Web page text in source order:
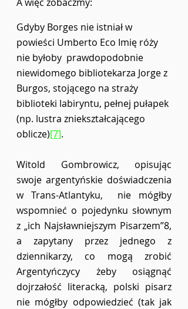
Gdyby Borges nie istniał w
powieści Umberto Eco Imię róży
nie byłoby  prawdopodobnie
niewidomego bibliotekarza Jorge z
Burgos, stojącego na straży
biblioteki labiryntu, pełnej pułapek
(np. lustra zniekształcającego
oblicze)[7].
Witold Gombrowicz, opisując
swoje argentyńskie doświadczenia
w Trans-Atlantyku,  nie mógłby
wspomnieć o pojedynku słownym
z „ich Najsławniejszym Pisarzem”8,
a zapytany przez jednego z
dziennikarzy, co mogą zrobić
Argentyńczycy żeby osiągnąć
dojrzałość literacką, polski pisarz
nie mógłby odpowiedzieć (tak jak